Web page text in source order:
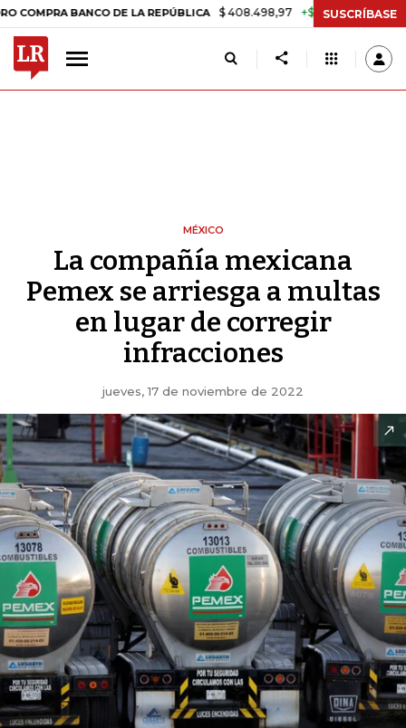
BANCO DE LA REPÚBLICA $ 408.498,97 +$ 8.753,81 +2,19% TASA
SUSCRÍBASE
MÉXICO
La compañía mexicana
Pemex se arriesga a multas
en lugar de corregir
infracciones
jueves, 17 de noviembre de 2022